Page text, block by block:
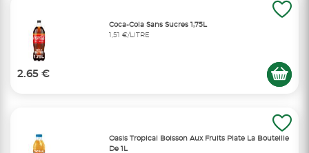
Coca-Cola Sans Sucres 1,75L
1,51 €/LITRE
2.65 €
Oasis Tropical Boisson Aux Fruits Plate La Bouteille
De 1L